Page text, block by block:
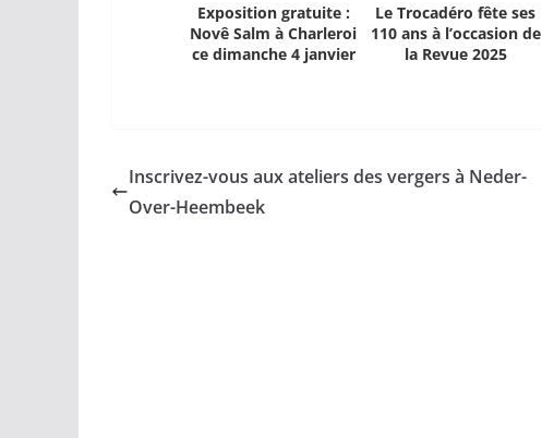
Exposition gratuite :
Novê Salm à Charleroi
ce dimanche 4 janvier
Le Trocadéro fête ses
110 ans à l’occasion de
la Revue 2025
Inscrivez-vous aux ateliers des vergers à Neder-
Over-Heembeek